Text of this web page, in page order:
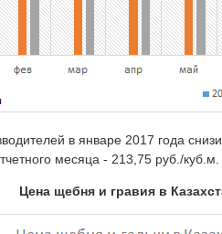
в январе 2017 года
месяца - 213,75 руб./
Цена щебня и гравия в